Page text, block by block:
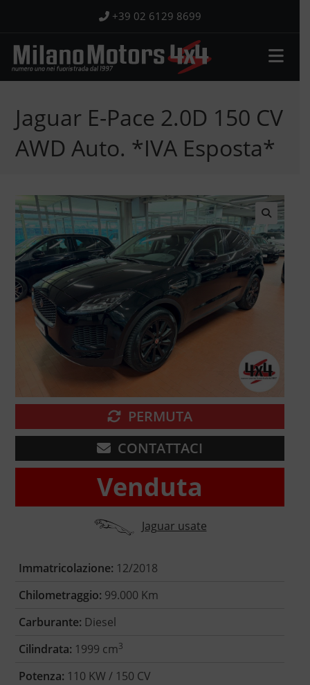
contenuto
+39 02 6129 8699
Jaguar E-Pace 2.0D 150 CV
AWD Auto. *IVA Esposta*
🔍
PERMUTA
CONTATTACI
Venduta
Jaguar usate
Immatricolazione: 12/2018
Chilometraggio: 99.000 Km
Carburante: Diesel
Cilindrata: 1999 cm3
Potenza: 110 KW / 150 CV